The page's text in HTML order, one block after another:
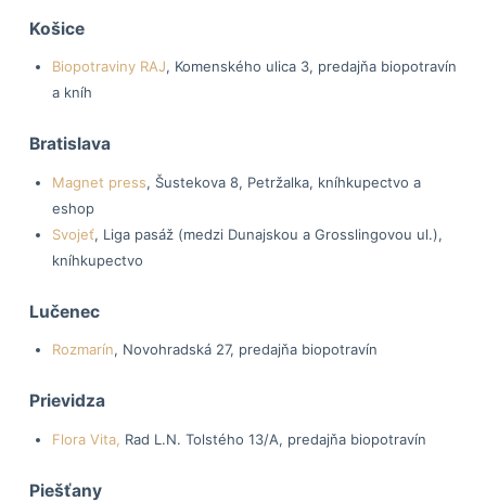
Košice
Biopotraviny RAJ, Komenského ulica 3, predajňa biopotravín
a kníh
Bratislava
Magnet press, Šustekova 8, Petržalka, kníhkupectvo a
eshop
Svojeť, Liga pasáž (medzi Dunajskou a Grosslingovou ul.),
kníhkupectvo
Lučenec
Rozmarín, Novohradská 27, predajňa biopotravín
Prievidza
Flora Vita, Rad L.N. Tolstého 13/A, predajňa biopotravín
Piešťany